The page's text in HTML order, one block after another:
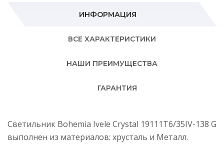
ИНФОРМАЦИЯ
ВСЕ ХАРАКТЕРИСТИКИ
НАШИ ПРЕИМУЩЕСТВА
ГАРАНТИЯ
Светильник Bohemia Ivele Crystal 19111T6/35IV-138 G
выполнен из материалов: хрусталь и Металл.